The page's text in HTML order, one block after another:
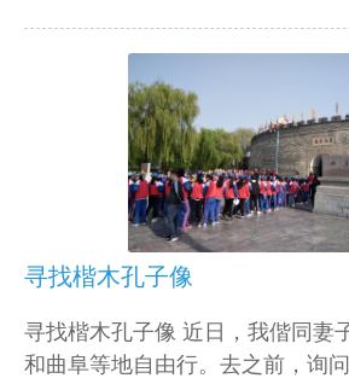
寻找楷木孔子像
寻找楷木孔子像 近日，我偕同妻
和曲阜等地自由行。去之前，询